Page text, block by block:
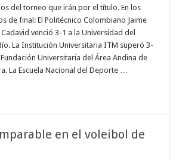
del torneo que irán por el título. En los
de final: El Politécnico Colombiano Jaime
venció 3-1 a la Universidad del
La Institución Universitaria ITM superó 3-
Fundación Universitaria del Área Andina de
La Escuela Nacional del Deporte …
en el voleibol de